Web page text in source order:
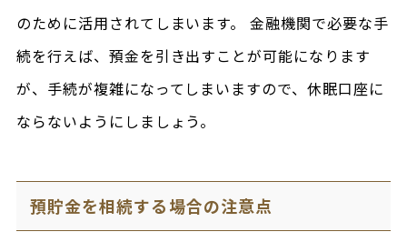
のために活用されてしまいます。 金融機関で必要な手
続を行えば、預金を引き出すことが可能になります
が、手続が複雑になってしまいますので、休眠口座に
ならないようにしましょう。
預貯金を相続する場合の注意点